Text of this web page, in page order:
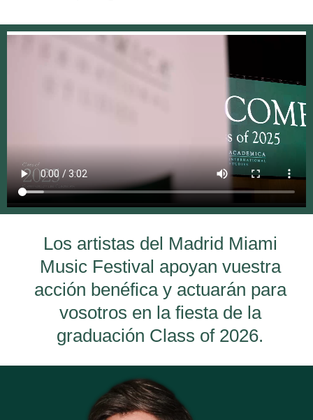
Los artistas del Madrid Miami
Music Festival apoyan vuestra
acción benéfica y actuarán para
vosotros en la fiesta de la
graduación Class of 2026.